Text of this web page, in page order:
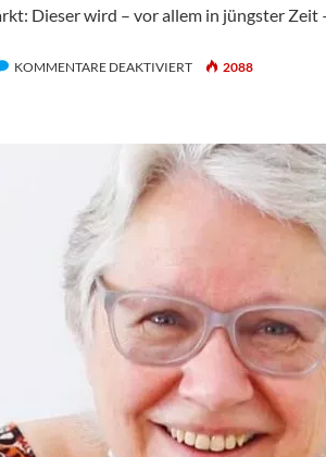
Dieser wird – vor allem in jüngster Zeit
KOMMENTARE DEAKTIVIERTFÜR
DER
SCHWEIZER
IMMOBILIENMARKT
DER
GLÜCKSELIGEN?
2088